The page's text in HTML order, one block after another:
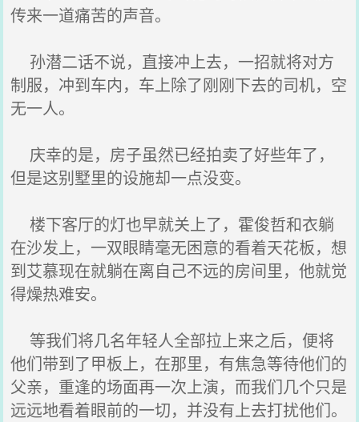
传来一道痛苦的声音。
孙潜二话不说，直接冲上去，一招就将对方
制服，冲到车内，车上除了刚刚下去的司机，空
无一人。
庆幸的是，房子虽然已经拍卖了好些年了，
但是这别墅里的设施却一点没变。
楼下客厅的灯也早就关上了，霍俊哲和衣躺
在沙发上，一双眼睛毫无困意的看着天花板，想
到艾慕现在就躺在离自己不远的房间里，他就觉
得燥热难安。
等我们将几名年轻人全部拉上来之后，便将
他们带到了甲板上，在那里，有焦急等待他们的
父亲，重逢的场面再一次上演，而我们几个只是
远远地看着眼前的一切，并没有上去打扰他们。